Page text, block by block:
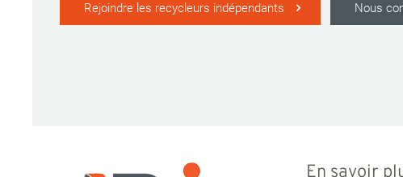
Rejoindre les recycleurs indépendants Nous
En savoir